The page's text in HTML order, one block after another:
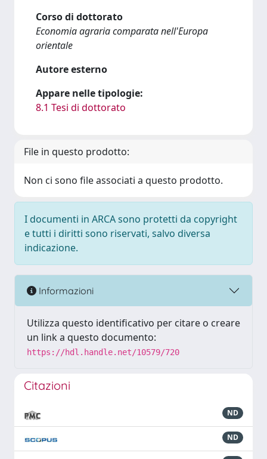
Corso di dottorato
Economia agraria comparata nell'Europa
orientale
Autore esterno
Appare nelle tipologie:
8.1 Tesi di dottorato
File in questo prodotto:
Non ci sono file associati a questo prodotto.
I documenti in ARCA sono protetti da copyright
e tutti i diritti sono riservati, salvo diversa
indicazione.
Informazioni
Utilizza questo identificativo per citare o creare
un link a questo documento:
https://hdl.handle.net/10579/720
Citazioni
ND
ND